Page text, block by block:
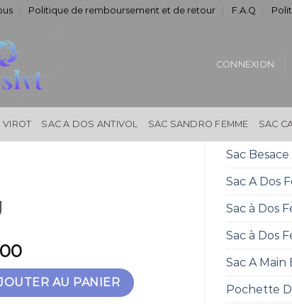
Politique de remboursement et de retour F.A.Q
CONNEXION
VIROT SAC A DOS ANTIVOL SAC SANDRO FEMME SAC
Sac
Sac A Dos
Sac à Dos
Sac à Dos
Sac A Main
Pochette
AU PANIER